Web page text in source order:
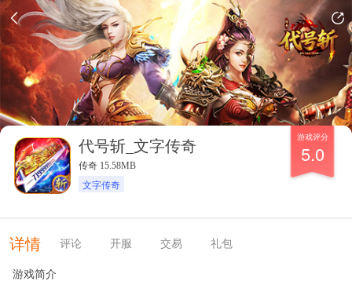
代号斩_文字传奇
传奇 15.58MB
文字传奇
游戏评分
5.0
详情 评论 开服 交易 礼包
游戏简介